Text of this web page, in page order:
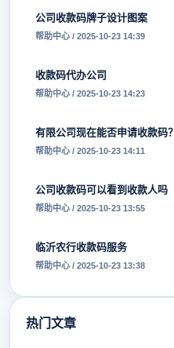
公司收款码牌子设计图案
帮助中心 / 2025-10-23 14:39
收款码代办公司
帮助中心 / 2025-10-23 14:23
有限公司现在能否申请收款码？
帮助中心 / 2025-10-23 14:11
公司收款码可以看到收款人吗
帮助中心 / 2025-10-23 13:55
临沂农行收款码服务
帮助中心 / 2025-10-23 13:38
热门文章